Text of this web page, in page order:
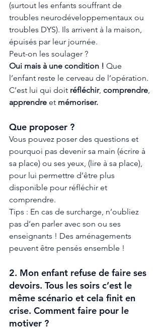
(surtout les enfants souffrant de
troubles neurodéveloppementaux ou
troubles DYS). Ils arrivent à la maison,
épuisés par leur journée.
Peut-on les soulager ?
Oui mais à une condition ! Que
l’enfant reste le cerveau de l’opération.
C’est lui qui doit réfléchir, comprendre,
apprendre et mémoriser.
Que proposer ?
Vous pouvez poser des questions et
pourquoi pas devenir sa main (écrire à
sa place) ou ses yeux, (lire à sa place),
pour lui permettre d’être plus
disponible pour réfléchir et
comprendre.
Tips : En cas de surcharge, n’oubliez
pas d’en parler avec son ou ses
enseignants ! Des aménagements
peuvent être pensés ensemble !
2. Mon enfant refuse de faire ses
devoirs. Tous les soirs c’est le
même scénario et cela finit en
crise. Comment faire pour le
motiver ?